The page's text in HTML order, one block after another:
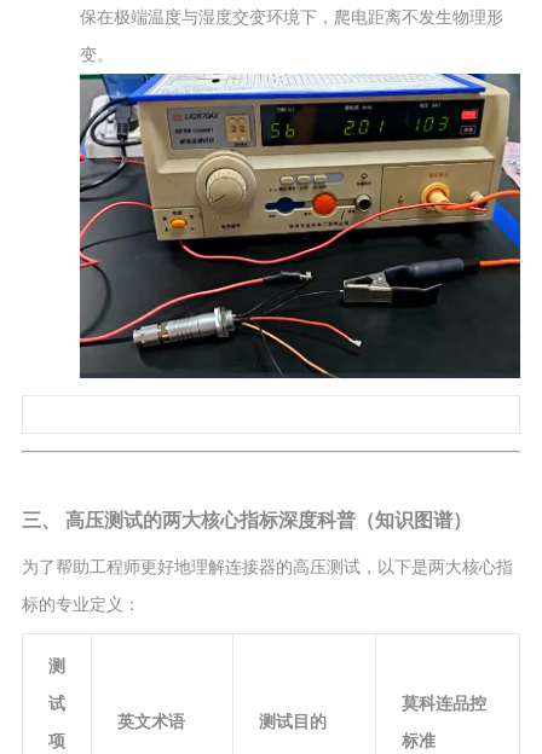
保在极端温度与湿度交变环境下，爬电距离不发生物理形
变。
三、 高压测试的两大核心指标深度科普（知识图谱）
为了帮助工程师更好地理解连接器的高压测试，以下是两大核心指
标的专业定义：
测
试
项
英文术语 测试目的
莫科连品控
标准